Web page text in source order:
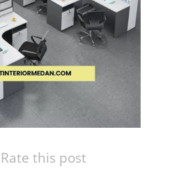
Rate this post